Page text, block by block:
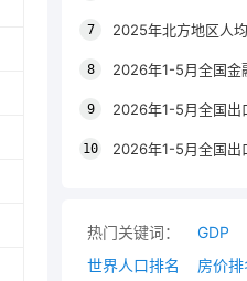
2025年北方地区人均
2026年1-5月全国金融
2026年1-5月全国出口
2026年1-5月全国出口
热门关键词： GDP
世界人口排名
房价排